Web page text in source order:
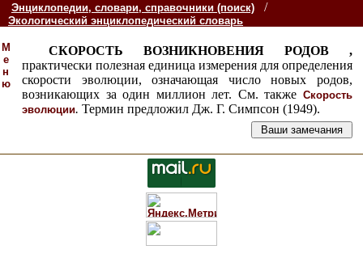
Энциклопедии, словари, справочники (поиск) /
Экологический энциклопедический словарь
М
е
н
ю
СКОРОСТЬ ВОЗНИКНОВЕНИЯ РОДОВ ,
практически полезная единица измерения для определения
скорости эволюции, означающая число новых родов,
возникающих за один миллион лет. См. также Скорость
эволюции. Термин предложил Дж. Г. Симпсон (1949).